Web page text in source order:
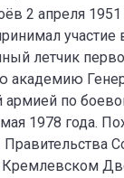
2 апреля
летчик
академию
по
1978 года.